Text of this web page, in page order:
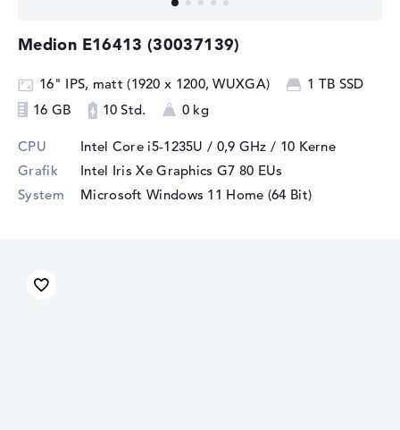
Medion E16413 (30037139)
16" IPS, matt (1920 x 1200, WUXGA)
1 TB SSD
16 GB
10 Std. 0 kg
CPU Intel Core i5-1235U / 0,9 GHz / 10 Kerne
Grafik
Intel Iris Xe Graphics G7 80 EUs
System
Microsoft Windows 11 Home (64 Bit)